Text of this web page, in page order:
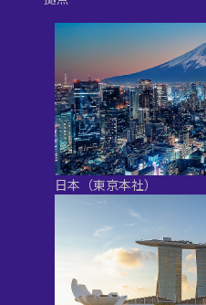
日本（東京本社）